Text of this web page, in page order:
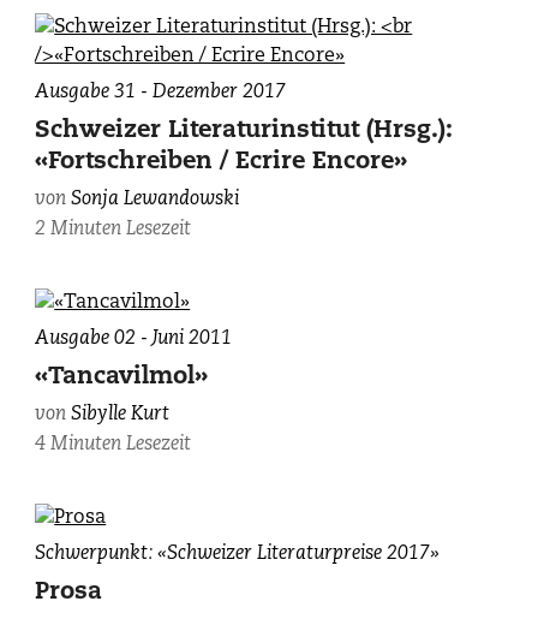
Ausgabe 31 - Dezember 2017
Schweizer Literaturinstitut (Hrsg.):
«Fortschreiben / Ecrire Encore»
vonSonja Lewandowski
2 Minuten Lesezeit
Ausgabe 02 - Juni 2011
«Tancavilmol»
vonSibylle Kurt
4 Minuten Lesezeit
Dieter
fotografiert
Schwerpunkt: «Schweizer Literaturpreise 2017»
Prosa